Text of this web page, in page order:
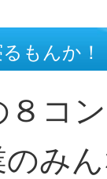
もんか！
８コ
のみ